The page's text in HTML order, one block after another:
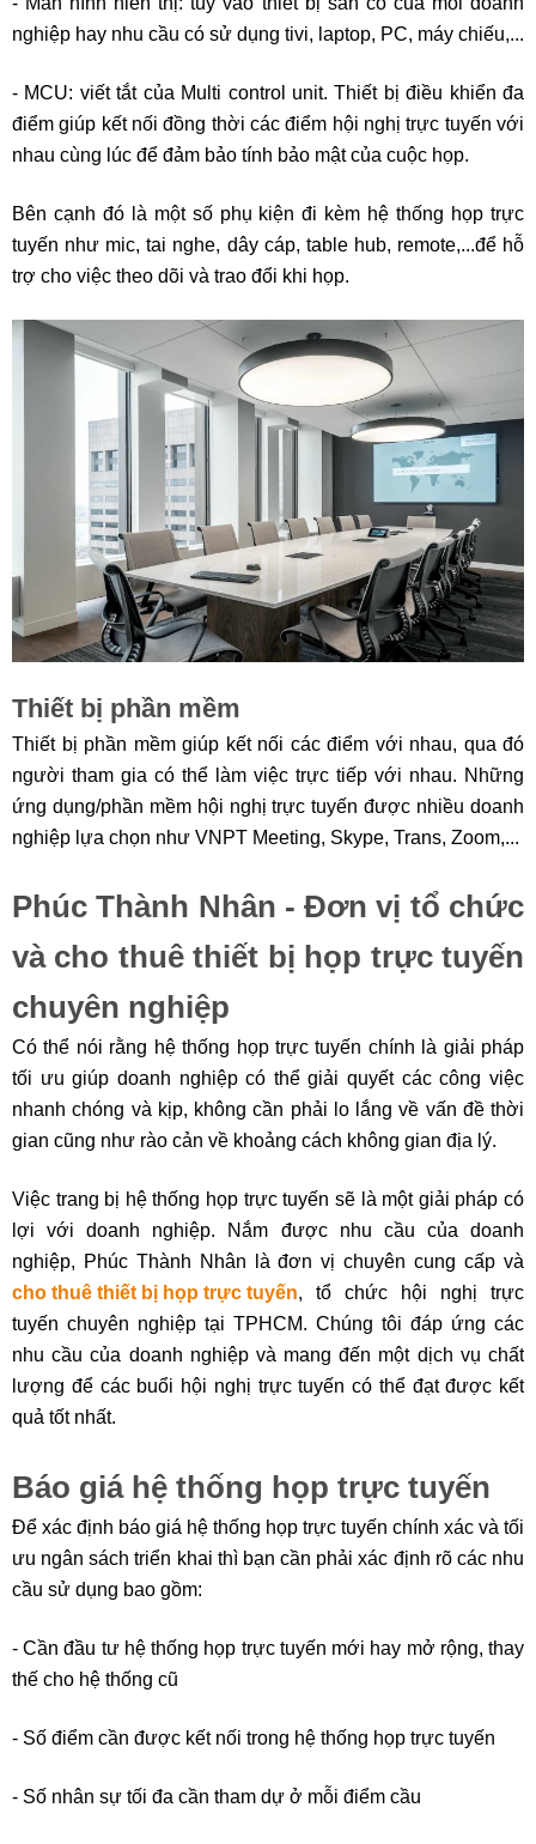
nghiệp hay nhu cầu có sử dụng tivi, laptop, PC, máy chiếu,...
- MCU: viết tắt của Multi control unit. Thiết bị điều khiển đa
điểm giúp kết nối đồng thời các điểm hội nghị trực tuyến với
nhau cùng lúc để đảm bảo tính bảo mật của cuộc họp.
Bên cạnh đó là một số phụ kiện đi kèm hệ thống họp trực
tuyến như mic, tai nghe, dây cáp, table hub, remote,...để hỗ
trợ cho việc theo dõi và trao đổi khi họp.
Thiết bị phần mềm
Thiết bị phần mềm giúp kết nối các điểm với nhau, qua đó
người tham gia có thể làm việc trực tiếp với nhau. Những
ứng dụng/phần mềm hội nghị trực tuyến được nhiều doanh
nghiệp lựa chọn như VNPT Meeting, Skype, Trans, Zoom,...
Phúc Thành Nhân - Đơn vị tổ chức
và cho thuê thiết bị họp trực tuyến
chuyên nghiệp
Có thể nói rằng hệ thống họp trực tuyến chính là giải pháp
tối ưu giúp doanh nghiệp có thể giải quyết các công việc
nhanh chóng và kịp, không cần phải lo lắng về vấn đề thời
gian cũng như rào cản về khoảng cách không gian địa lý.
Việc trang bị hệ thống họp trực tuyến sẽ là một giải pháp có
lợi với doanh nghiệp. Nắm được nhu cầu của doanh
nghiệp, Phúc Thành Nhân là đơn vị chuyên cung cấp và
cho thuê thiết bị họp trực tuyến, tổ chức hội nghị trực
tuyến chuyên nghiệp tại TPHCM. Chúng tôi đáp ứng các
nhu cầu của doanh nghiệp và mang đến một dịch vụ chất
lượng để các buổi hội nghị trực tuyến có thể đạt được kết
quả tốt nhất.
Báo giá hệ thống họp trực tuyến
Để xác định báo giá hệ thống họp trực tuyến chính xác và tối
ưu ngân sách triển khai thì bạn cần phải xác định rõ các nhu
cầu sử dụng bao gồm:
- Cần đầu tư hệ thống họp trực tuyến mới hay mở rộng, thay
thế cho hệ thống cũ
- Số điểm cần được kết nối trong hệ thống họp trực tuyến
- Số nhân sự tối đa cần tham dự ở mỗi điểm cầu